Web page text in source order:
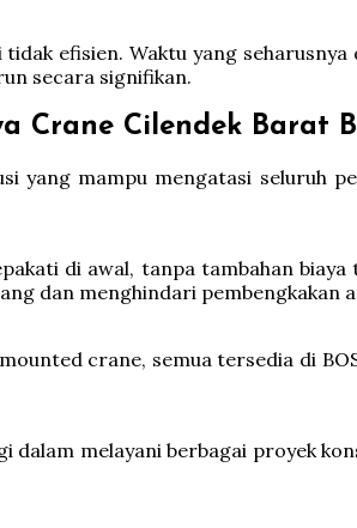
efisien. Waktu yang
secara signifikan.
Crane Cilendek Barat
yang mampu mengatasi seluruh
di awal, tanpa tambahan
dan menghindari pembengkakan
crane, semua tersedia di
dalam melayani berbagai proyek